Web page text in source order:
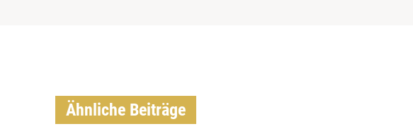
Ähnliche Beiträge